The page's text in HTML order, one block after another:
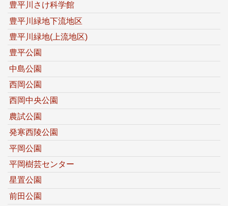
豊平川さけ科学館
豊平川緑地下流地区
豊平川緑地(上流地区)
豊平公園
中島公園
西岡公園
西岡中央公園
農試公園
発寒西陵公園
平岡公園
平岡樹芸センター
星置公園
前田公園